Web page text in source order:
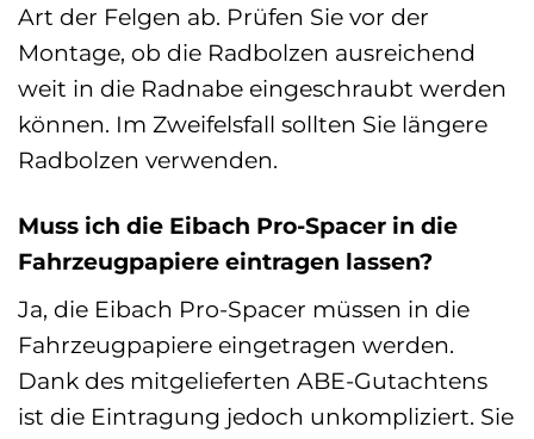
Art der Felgen ab. Prüfen Sie vor der
Montage, ob die Radbolzen ausreichend
weit in die Radnabe eingeschraubt werden
können. Im Zweifelsfall sollten Sie längere
Radbolzen verwenden.
Muss ich die Eibach Pro-Spacer in die
Fahrzeugpapiere eintragen lassen?
Ja, die Eibach Pro-Spacer müssen in die
Fahrzeugpapiere eingetragen werden.
Dank des mitgelieferten ABE-Gutachtens
ist die Eintragung jedoch unkompliziert. Sie